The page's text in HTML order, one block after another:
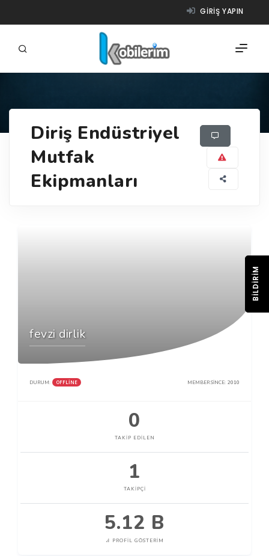
GIRIŞ YAPIN
ÜRÜNLER
YARDIM
Diriş Endüstriyel
Mutfak
Ekipmanları
fevzi dirlik
DURUM: OFFLINE MEMBER SINCE: 2010
0
TAKIP EDILEN
1
TAKIPÇI
5.12 B
PROFIL GÖSTERIM
BILDIRIM